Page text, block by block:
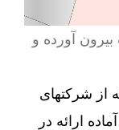
بیرون آورده و
از شرکتهای
ارائه در